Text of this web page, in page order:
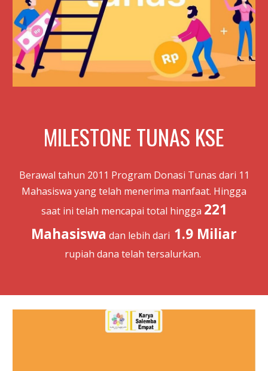
MILESTONE TUNAS KSE
Berawal tahun 2011 Program Donasi Tunas dari 11
Mahasiswa yang telah menerima manfaat. Hingga
saat ini telah mencapai total hingga 221
Mahasiswa dan lebih dari 1.9 Miliar
rupiah dana telah tersalurkan.